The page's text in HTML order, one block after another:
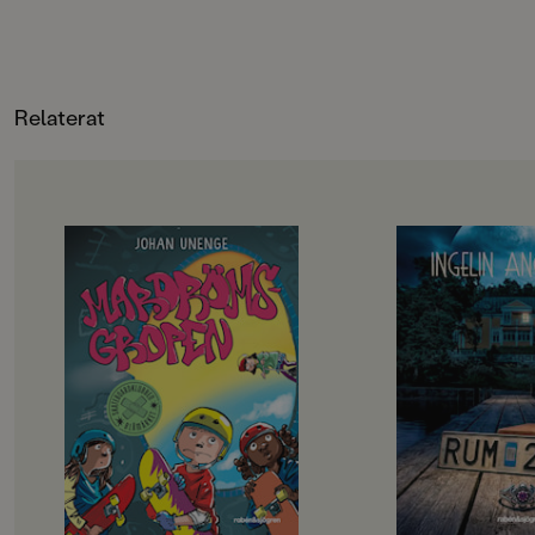
Relaterat
OM BOKEN
Rillo och hans kompisar i
Skateboardklubben Blåmärket har
en plan: att bli stans coolaste
skejtare. De har gjort en lista på
svåra skejtgrejer som de måste klara
av, målet är att till sist klara av
Mardrömsgropen, skateparkens
största utmaning. Problemet är
bara att ingen av dem riktigt vågar
… Samtidigt dyker en tjej på
sparkcykel upp i kvarteret. Hon
plaskar genom vattenpölar, skrattar
OM BOKEN
”Välskriven,
och trovärdig”
Dagens Nyheter
Det börjar som en
med bad och sol
men snart börjar
hända. Varför
konstiga saker i
som Meja, Bea och
kollot. Varför
saker på nätterna?
gå upp alldeles av